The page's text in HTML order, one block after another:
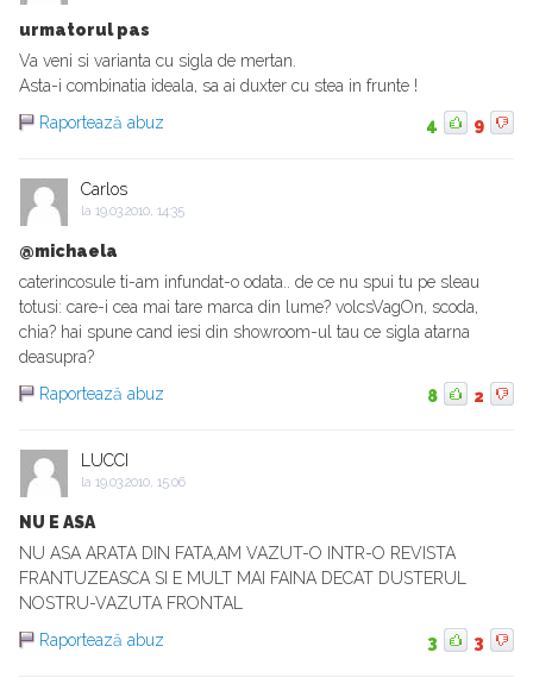
urmatorul pas
Va veni si varianta cu sigla de mertan.
Asta-i combinatia ideala, sa ai duxter cu stea in frunte !
Raportează abuz
4 9
Carlos
la 19.03.2010, 14:35
@michaela
caterincosule ti-am infundat-o odata.. de ce nu spui tu pe sleau
totusi: care-i cea mai tare marca din lume? volcsVagOn, scoda,
chia? hai spune cand iesi din showroom-ul tau ce sigla atarna
deasupra?
Raportează abuz
8 2
LUCCI
la 19.03.2010, 15:06
NU E ASA
NU ASA ARATA DIN FATA,AM VAZUT-O INTR-O REVISTA
FRANTUZEASCA SI E MULT MAI FAINA DECAT DUSTERUL
NOSTRU-VAZUTA FRONTAL
Raportează abuz
3 3